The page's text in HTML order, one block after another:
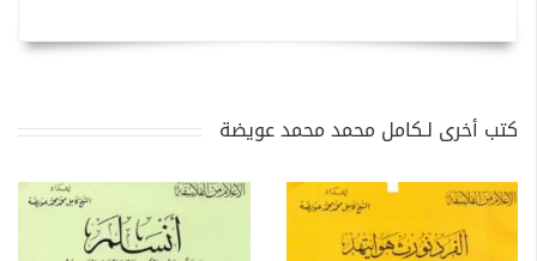
كتب أخرى لـكامل محمد محمد عويضة